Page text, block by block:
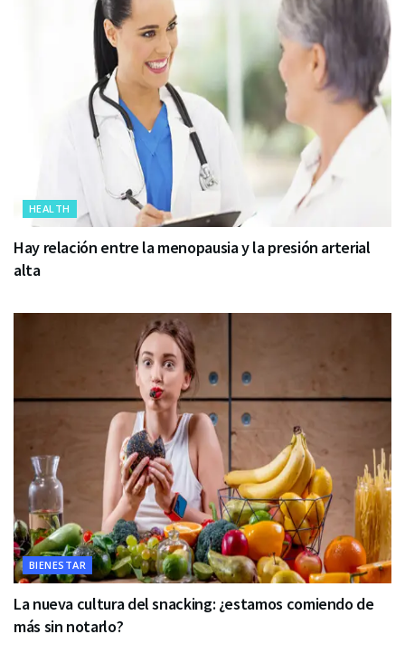
HEALTH
Hay relación entre la menopausia y la presión arterial
alta
BIENESTAR
La nueva cultura del snacking: ¿estamos comiendo de
más sin notarlo?